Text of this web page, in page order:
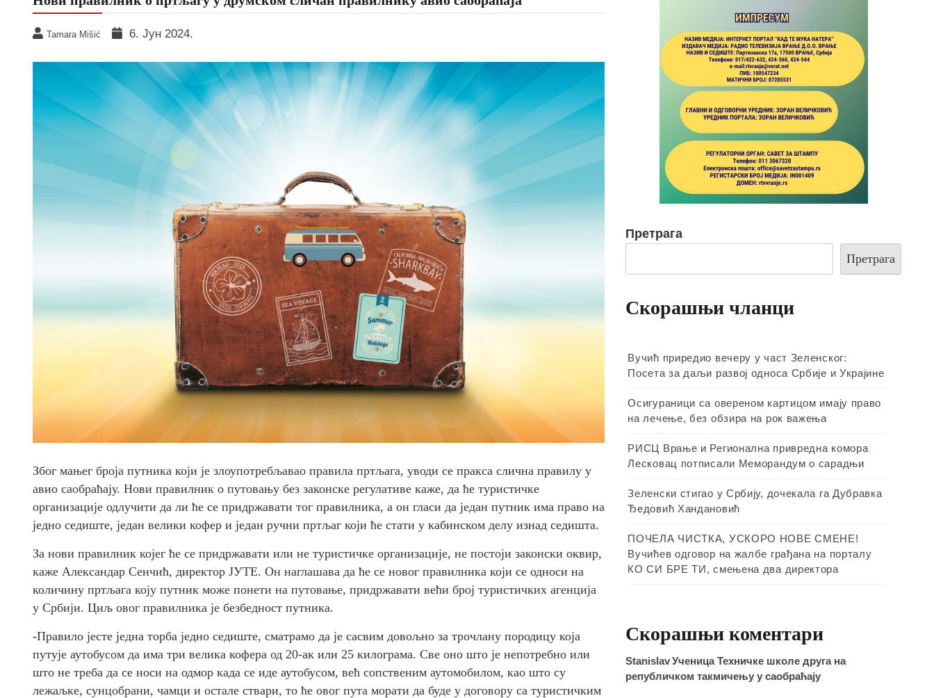
Tamara Mišić 6. Јун 2024.
Због мањег броја путника који је злоупотребљавао правила пртљага, уводи се пракса слична правилу у
авио саобраћају. Нови правилник о путовању без законске регулативе каже, да ће туристичке
организације одлучити да ли ће се придржавати тог правилника, а он гласи да један путник има право на
једно седиште, један велики кофер и један ручни пртљаг који ће стати у кабинском делу изнад седишта.
За нови правилник којег ће се придржавати или не туристичке организације, не постоји законски оквир,
каже Александар Сенчић, директор ЈУТЕ. Он наглашава да ће се новог правилника који се односи на
количину пртљага коју путник може понети на путовање, придржавати већи број туристичких агенција
у Србији. Циљ овог правилника је безбедност путника.
-Правило јесте једна торба једно седиште, сматрамо да је сасвим довољно за трочлану породицу која
путује аутобусом да има три велика кофера од 20-ак или 25 килограма. Све оно што је непотребно или
што не треба да се носи на одмор када се иде аутобусом, већ сопственим аутомобилом, као што су
лежаљке, сунцобрани, чамци и остале ствари, то ће овог пута морати да буде у договору са туристичким
Претрага
Претрага
Скорашњи чланци
Вучић приредио вечеру у част Зеленског:
Посета за даљи развој односа Србије и Украјине
Осигураници са овереном картицом имају право
на лечење, без обзира на рок важења
РИСЦ Врање и Регионална привредна комора
Лесковац потписали Меморандум о сарадњи
Зеленски стигао у Србију, дочекала га Дубравка
Ђедовић Хандановић
ПОЧЕЛА ЧИСТКА, УСКОРО НОВЕ СМЕНЕ!
Вучићев одговор на жалбе грађана на порталу
КО СИ БРЕ ТИ, смењена два директора
Скорашњи коментари
StanislavУченица Техничке школе друга на
републичком такмичењу у саобраћају